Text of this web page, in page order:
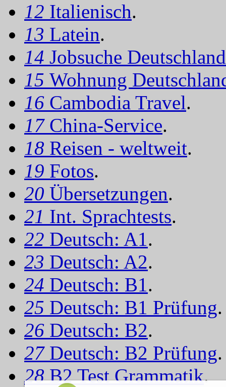
12 Italienisch.
13 Latein.
14 Jobsuche Deutschland
15 Wohnung
16 Cambodia Travel.
17 China-Service.
18 Reisen - weltweit.
19 Fotos.
20 Übersetzungen.
21 Int. Sprachtests.
22 Deutsch: A1.
23 Deutsch: A2.
24 Deutsch: B1.
25 Deutsch: B1 Prüfung.
26 Deutsch: B2.
27 Deutsch: B2 Prüfung.
28B2 Test Grammatik.